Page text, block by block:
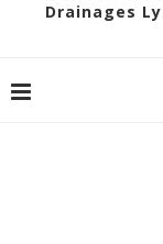
Drainages